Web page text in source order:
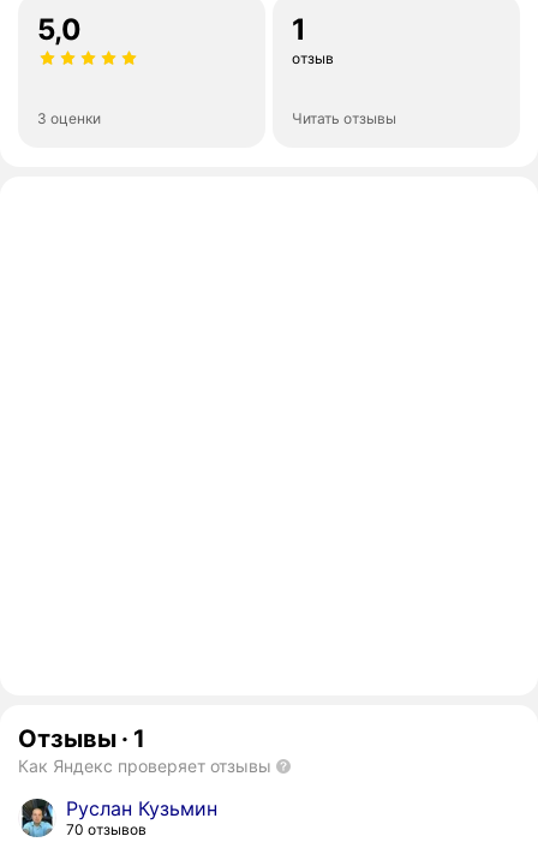
5,0
3 оценки
1
отзыв
Читать отзывы
Отзывы · 1
Как Яндекс проверяет отзывы
Руслан Кузьмин
70 отзывов